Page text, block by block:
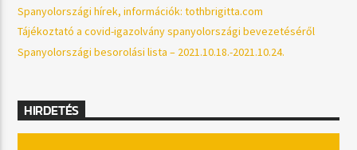
Spanyolországi hírek, információk: tothbrigitta.com
Tájékoztató a covid-igazolvány spanyolországi bevezetéséről
Spanyolországi besorolási lista – 2021.10.18.-2021.10.24.
HIRDETÉS